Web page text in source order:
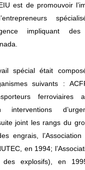
est de promouvoir
impliquant des
spécial était
suivants :
ferroviaires
interventions
joint les rangs du
engrais,
en 1994;
explosifs), en